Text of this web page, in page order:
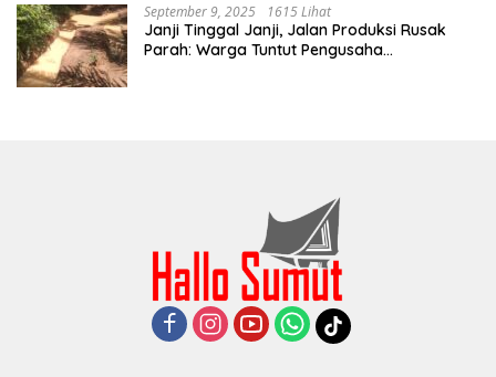
September 9, 2025 1615 Lihat
Janji Tinggal Janji, Jalan Produksi Rusak
Parah: Warga Tuntut Pengusaha